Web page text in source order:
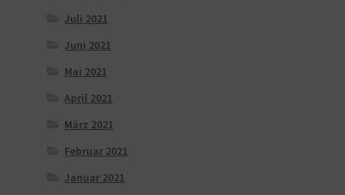
Juli 2021
Juni 2021
Mai 2021
April 2021
März 2021
Februar 2021
Januar 2021